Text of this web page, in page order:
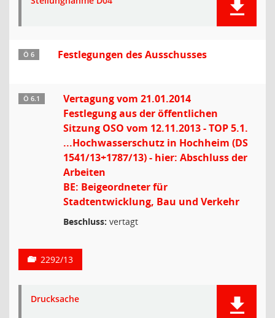
Ö 6 Festlegungen des Ausschusses
Ö 6.1
Vertagung vom 21.01.2014
Festlegung aus der öffentlichen
Sitzung OSO vom 12.11.2013 - TOP 5.1.
...Hochwasserschutz in Hochheim (DS
1541/13+1787/13) - hier: Abschluss der
Arbeiten
BE: Beigeordneter für
Stadtentwicklung, Bau und Verkehr
Beschluss: vertagt
2292/13
Drucksache